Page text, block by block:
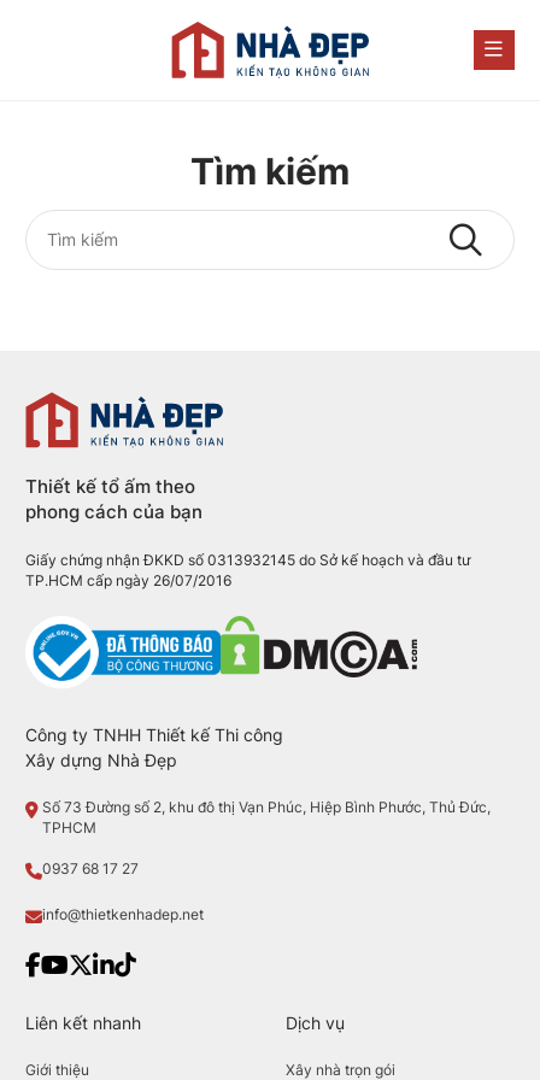
Tìm kiếm
Thiết kế tổ ấm theo
phong cách của bạn
Giấy chứng nhận ĐKKD số 0313932145 do Sở kế hoạch và đầu tư
TP.HCM cấp ngày 26/07/2016
Công ty TNHH Thiết kế Thi công
Xây dựng Nhà Đẹp
Số 73 Đường số 2, khu đô thị Vạn Phúc, Hiệp Bình Phước, Thủ Đức,
TPHCM
0937 68 17 27
info@thietkenhadep.net
Liên kết nhanh
Giới thiệu
Dịch vụ
Xây nhà trọn gói